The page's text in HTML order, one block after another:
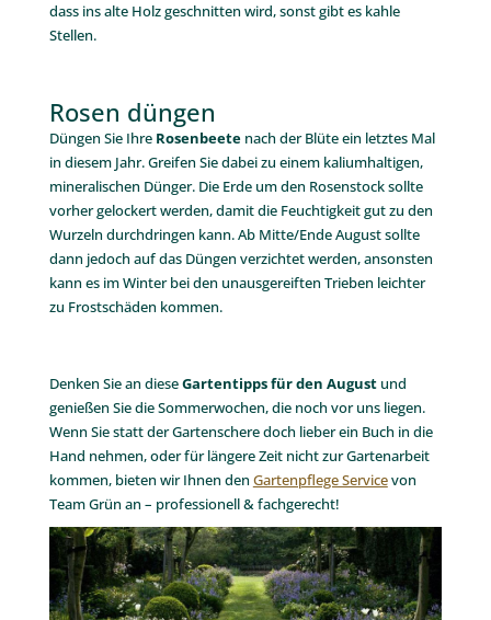
dass ins alte Holz geschnitten wird, sonst gibt es kahle
Stellen.
Rosen düngen
Düngen Sie Ihre Rosenbeetenach der Blüte ein letztes Mal
in diesem Jahr. Greifen Sie dabei zu einem kaliumhaltigen,
mineralischen Dünger. Die Erde um den Rosenstock sollte
vorher gelockert werden, damit die Feuchtigkeit gut zu den
Wurzeln durchdringen kann. Ab Mitte/Ende August sollte
dann jedoch auf das Düngen verzichtet werden, ansonsten
kann es im Winter bei den unausgereiften Trieben leichter
zu Frostschäden kommen.
Denken Sie an dieseGartentipps für den Augustund
genießen Sie die Sommerwochen, die noch vor uns liegen.
Wenn Sie statt der Gartenschere doch lieber ein Buch in die
Hand nehmen, oder für längere Zeit nicht zur Gartenarbeit
kommen, bieten wir Ihnen den Gartenpflege Servicevon
Team Grün an – professionell & fachgerecht!